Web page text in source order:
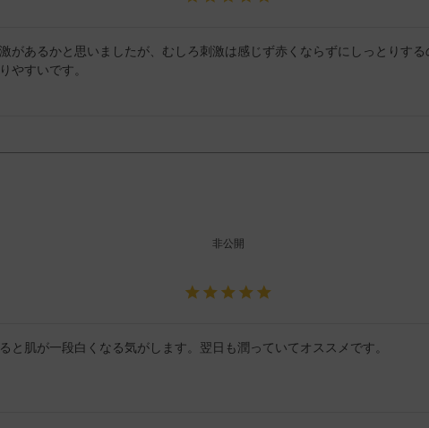
があるかと思いましたが、むしろ刺激は感じず赤くならずにしっとりす
やすいです。
非公開
と肌が一段白くなる気がします。翌日も潤っていてオススメです。